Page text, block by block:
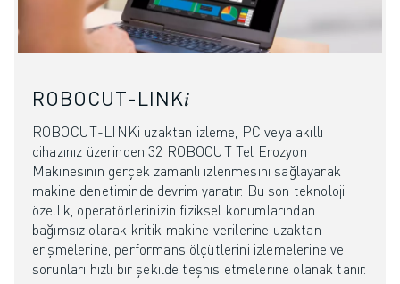
ROBOCUT-LINK𝑖
ROBOCUT-LINKi uzaktan izleme, PC veya akıllı
cihazınız üzerinden 32 ROBOCUT Tel Erozyon
Makinesinin gerçek zamanlı izlenmesini sağlayarak
makine denetiminde devrim yaratır. Bu son teknoloji
özellik, operatörlerinizin fiziksel konumlarından
bağımsız olarak kritik makine verilerine uzaktan
erişmelerine, performans ölçütlerini izlemelerine ve
sorunları hızlı bir şekilde teşhis etmelerine olanak tanır.